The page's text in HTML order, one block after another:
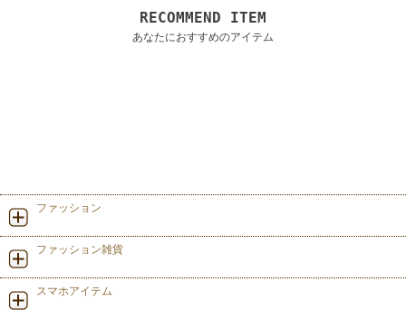
RECOMMEND ITEM
あなたにおすすめのアイテム
ファッション
ファッション雑貨
スマホアイテム